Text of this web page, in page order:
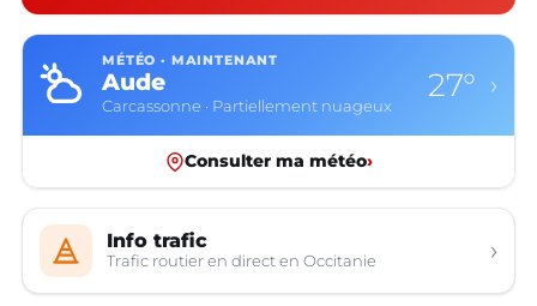
MÉTÉO · MAINTENANT
Aude
Carcassonne · Partiellement nuageux
27° ›
Consulter ma météo›
Info trafic
Trafic routier en direct en Occitanie ›